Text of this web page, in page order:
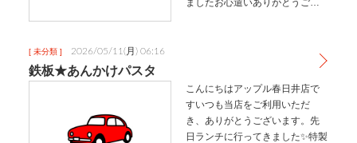
ましたお心遣いありがとうござ
[ 未分類 ] 2026/05/11(月) 06:16
鉄板★あんかけパスタ
こんにちはアップル春日井店で
すいつも当店をご利用いただ
き、ありがとうございます。先
日ランチに行ってきました✨特製